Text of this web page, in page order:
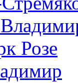
Розe